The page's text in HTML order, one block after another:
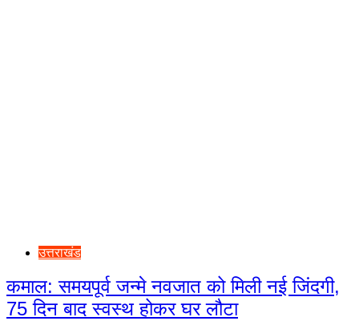
उत्तराखंड
कमाल: समयपूर्व जन्मे नवजात को मिली नई जिंदगी,
75 दिन बाद स्वस्थ होकर घर लौटा